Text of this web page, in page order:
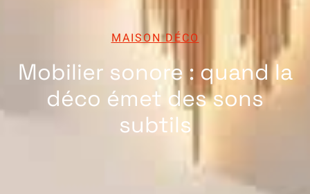
MAISON DÉCO
Mobilier sonore : quand la
déco émet des sons
subtils